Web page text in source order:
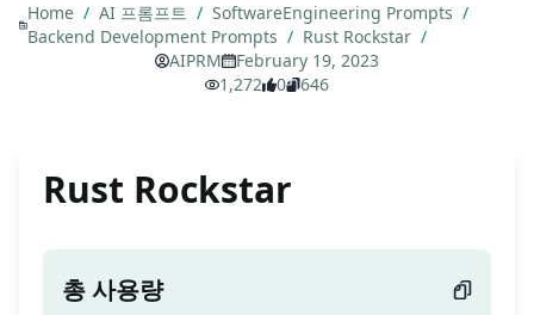
Home / AI 프롬프트 / SoftwareEngineering Prompts /
Backend Development Prompts / Rust Rockstar /
AIPRM
February 19, 2023
1,272
0 646
Rust Rockstar
총 사용량